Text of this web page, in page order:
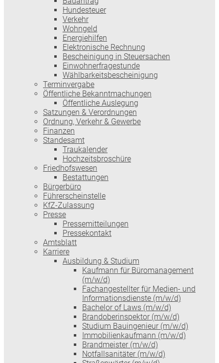
Hundesteuer
Verkehr
Wohngeld
Energiehilfen
Elektronische Rechnung
Bescheinigung in Steuersachen
Einwohnerfragestunde
Wählbarkeitsbescheinigung
Terminvergabe
Öffentliche Bekanntmachungen
Öffentliche Auslegung
Satzungen & Verordnungen
Ordnung, Verkehr & Gewerbe
Finanzen
Standesamt
Traukalender
Hochzeitsbroschüre
Friedhofswesen
Bestattungen
Bürgerbüro
Führerscheinstelle
KfZ-Zulassung
Presse
Pressemitteilungen
Pressekontakt
Amtsblatt
Karriere
Ausbildung & Studium
Kaufmann für Büromanagement
(m/w/d)
Fachangestellter für Medien- und
Informationsdienste (m/w/d)
Bachelor of Laws (m/w/d)
Brandoberinspektor (m/w/d)
Studium Bauingenieur (m/w/d)
Immobilienkaufmann (m/w/d)
Brandmeister (m/w/d)
Notfallsanitäter (m/w/d)